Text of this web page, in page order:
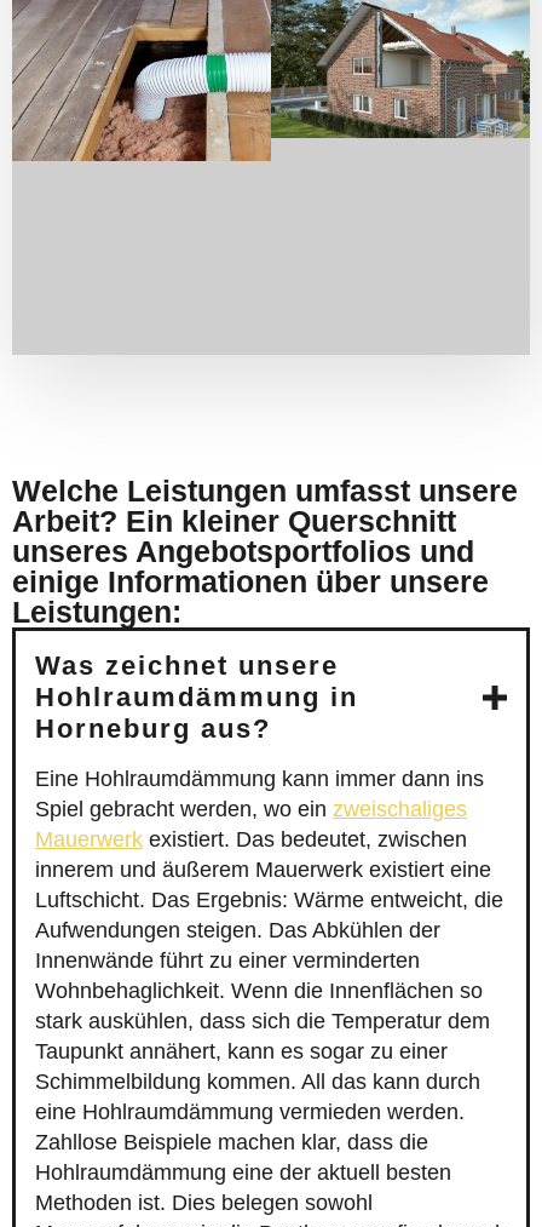
Welche Leistungen umfasst unsere
Arbeit? Ein kleiner Querschnitt
unseres Angebotsportfolios und
einige Informationen über unsere
Leistungen:
Was zeichnet unsere
Hohlraumdämmung in
Horneburg aus?
Eine Hohlraumdämmung kann immer dann ins
Spiel gebracht werden, wo ein zweischaliges
Mauerwerk existiert. Das bedeutet, zwischen
innerem und äußerem Mauerwerk existiert eine
Luftschicht. Das Ergebnis: Wärme entweicht, die
Aufwendungen steigen. Das Abkühlen der
Innenwände führt zu einer verminderten
Wohnbehaglichkeit. Wenn die Innenflächen so
stark auskühlen, dass sich die Temperatur dem
Taupunkt annähert, kann es sogar zu einer
Schimmelbildung kommen. All das kann durch
eine Hohlraumdämmung vermieden werden.
Zahllose Beispiele machen klar, dass die
Hohlraumdämmung eine der aktuell besten
Methoden ist. Dies belegen sowohl